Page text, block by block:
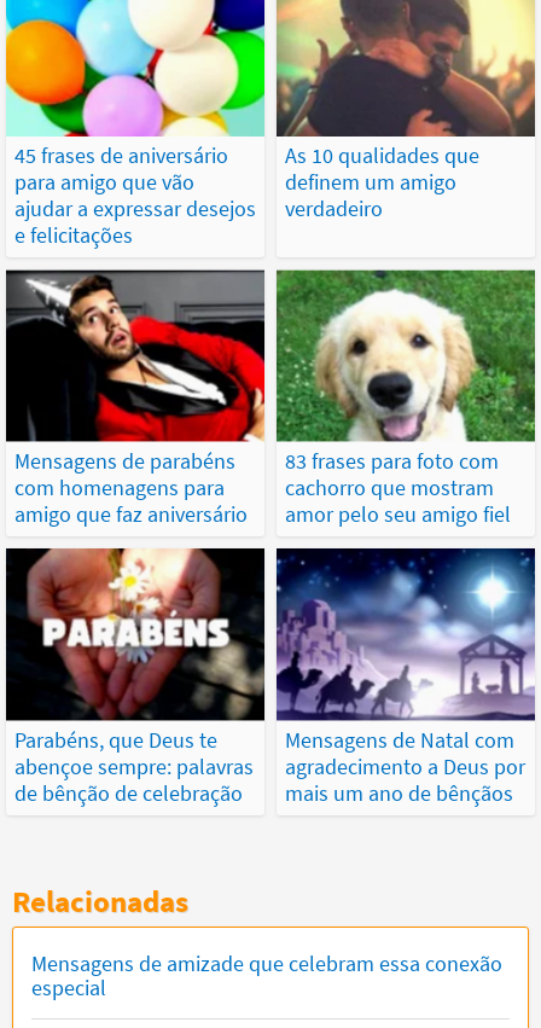
45 frases de aniversário
para amigo que vão
ajudar a expressar desejos
e felicitações
As 10 qualidades que
definem um amigo
verdadeiro
Mensagens de parabéns
com homenagens para
amigo que faz aniversário
83 frases para foto com
cachorro que mostram
amor pelo seu amigo fiel
Parabéns, que Deus te
abençoe sempre: palavras
de bênção de celebração
Mensagens de Natal com
agradecimento a Deus por
mais um ano de bênçãos
Relacionadas
Mensagens de amizade que celebram essa conexão
especial